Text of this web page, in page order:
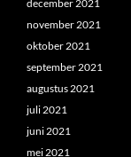
december 2021
november 2021
oktober 2021
september 2021
augustus 2021
juli 2021
juni 2021
mei 2021